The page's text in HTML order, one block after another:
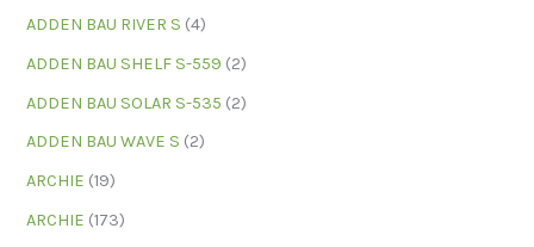
ADDEN BAU RIVER S (4)
ADDEN BAU SHELF S-559 (2)
ADDEN BAU SOLAR S-535 (2)
ADDEN BAU WAVE S (2)
ARCHIE (19)
ARCHIE (173)